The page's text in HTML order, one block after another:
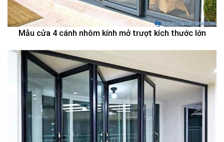
Mẫu cửa 4 cánh nhôm kính mở trượt kích thước lớn